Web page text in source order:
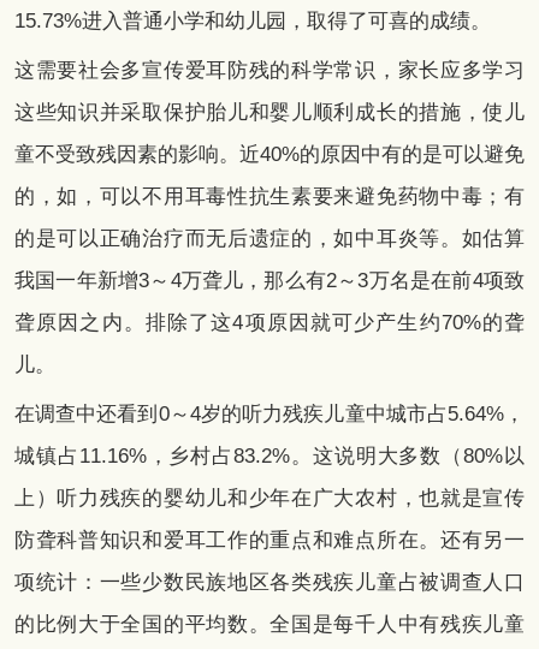
15.73%进入普通小学和幼儿园，取得了可喜的成绩。
这需要社会多宣传爱耳防残的科学常识，家长应多学习
这些知识并采取保护胎儿和婴儿顺利成长的措施，使儿
童不受致残因素的影响。近40%的原因中有的是可以避免
的，如，可以不用耳毒性抗生素要来避免药物中毒；有
的是可以正确治疗而无后遗症的，如中耳炎等。如估算
我国一年新增3～4万聋儿，那么有2～3万名是在前4项致
聋原因之内。排除了这4项原因就可少产生约70%的聋
儿。
在调查中还看到0～4岁的听力残疾儿童中城市占5.64%，
城镇占11.16%，乡村占83.2%。这说明大多数（80%以
上）听力残疾的婴幼儿和少年在广大农村，也就是宣传
防聋科普知识和爱耳工作的重点和难点所在。还有另一
项统计：一些少数民族地区各类残疾儿童占被调查人口
的比例大于全国的平均数。全国是每千人中有残疾儿童